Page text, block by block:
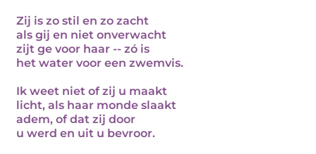
Zij is zo stil en zo zacht
als gij en niet onverwacht
zijt ge voor haar -- zó is
het water voor een zwemvis.
Ik weet niet of zij u maakt
licht, als haar monde slaakt
adem, of dat zij door
u werd en uit u bevroor.